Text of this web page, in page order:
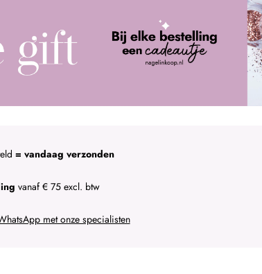
= vandaag verzonden
vanaf € 75 excl. btw
met onze specialisten